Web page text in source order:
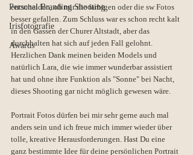
Personal Branding Shooting
Irisfotografie
Awards
entscheiden, ob mir die farbigen oder die sw Fotos
besser gefallen. Zum Schluss war es schon recht kalt
in den Gassen der Churer Altstadt, aber das
durchhalten hat sich auf jeden Fall gelohnt.
Herzlichen Dank meinen beiden Models und
natürlich Lara, die wie immer wunderbar assistiert
hat und ohne ihre Funktion als "Sonne" bei Nacht,
dieses Shooting gar nicht möglich gewesen wäre.
Portrait Fotos dürfen bei mir sehr gerne auch mal
anders sein und ich freue mich immer wieder über
tolle, kreative Herausforderungen. Hast Du eine
ganz bestimmte Idee für deine persönlichen Portrait